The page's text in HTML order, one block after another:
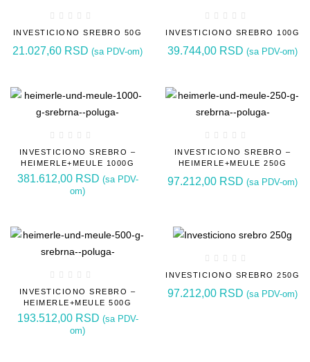
INVESTICIONO SREBRO 50G
21.027,60 RSD (sa PDV-om)
INVESTICIONO SREBRO 100G
39.744,00 RSD (sa PDV-om)
INVESTICIONO SREBRO –
HEIMERLE+MEULE 1000G
381.612,00 RSD (sa PDV-
om)
INVESTICIONO SREBRO –
HEIMERLE+MEULE 250G
97.212,00 RSD (sa PDV-om)
INVESTICIONO SREBRO –
HEIMERLE+MEULE 500G
193.512,00 RSD (sa PDV-
om)
INVESTICIONO SREBRO 250G
97.212,00 RSD (sa PDV-om)